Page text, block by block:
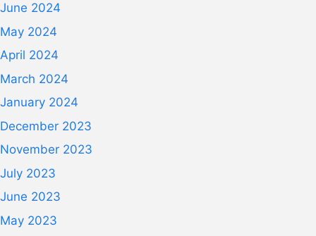
June 2024
May 2024
April 2024
March 2024
January 2024
December 2023
November 2023
July 2023
June 2023
May 2023